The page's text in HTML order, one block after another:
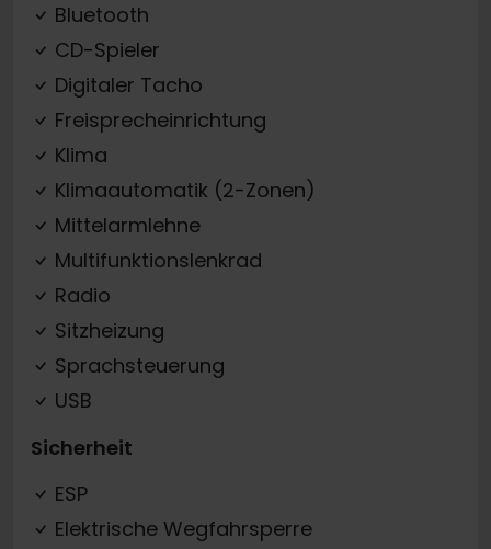
Bluetooth
CD-Spieler
Digitaler Tacho
Freisprecheinrichtung
Klima
Klimaautomatik (2-Zonen)
Mittelarmlehne
Multifunktionslenkrad
Radio
Sitzheizung
Sprachsteuerung
USB
Sicherheit
ESP
Elektrische Wegfahrsperre